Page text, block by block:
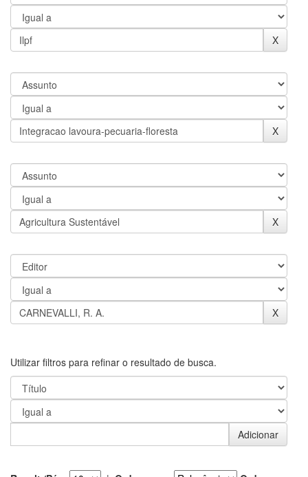
Utilizar filtros para refinar o resultado de busca.